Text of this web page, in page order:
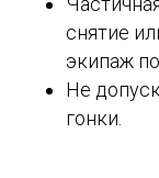
снятие
экипаж
Не
гонки.